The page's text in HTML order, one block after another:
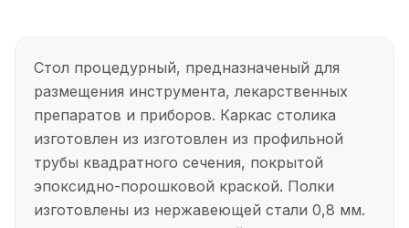
Стол процедурный, предназначеный для
размещения инструмента, лекарственных
препаратов и приборов. Каркас столика
изготовлен из изготовлен из профильной
трубы квадратного сечения, покрытой
эпоксидно-порошковой краской. Полки
изготовлены из нержавеющей стали 0,8 мм.